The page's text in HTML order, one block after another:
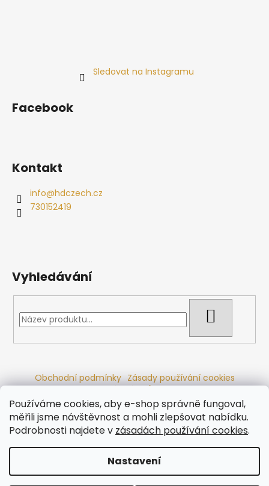
Používáme cookies, aby e-shop správně fungoval,
měřili jsme návštěvnost a mohli zlepšovat nabídku.
Podrobnosti najdete v zásadách používání cookies.
Nastavení
Sledovat na Instagramu
Facebook
Kontakt
info@hdczech.cz
730152419
Vyhledávání
Obchodní podmínky Zásady používání cookies
Ochrana osobních údajů Dřevěné sauny
Odstoupení od smlouvy Reklamační řád Kontakty
Koupací sudy
Radiátory